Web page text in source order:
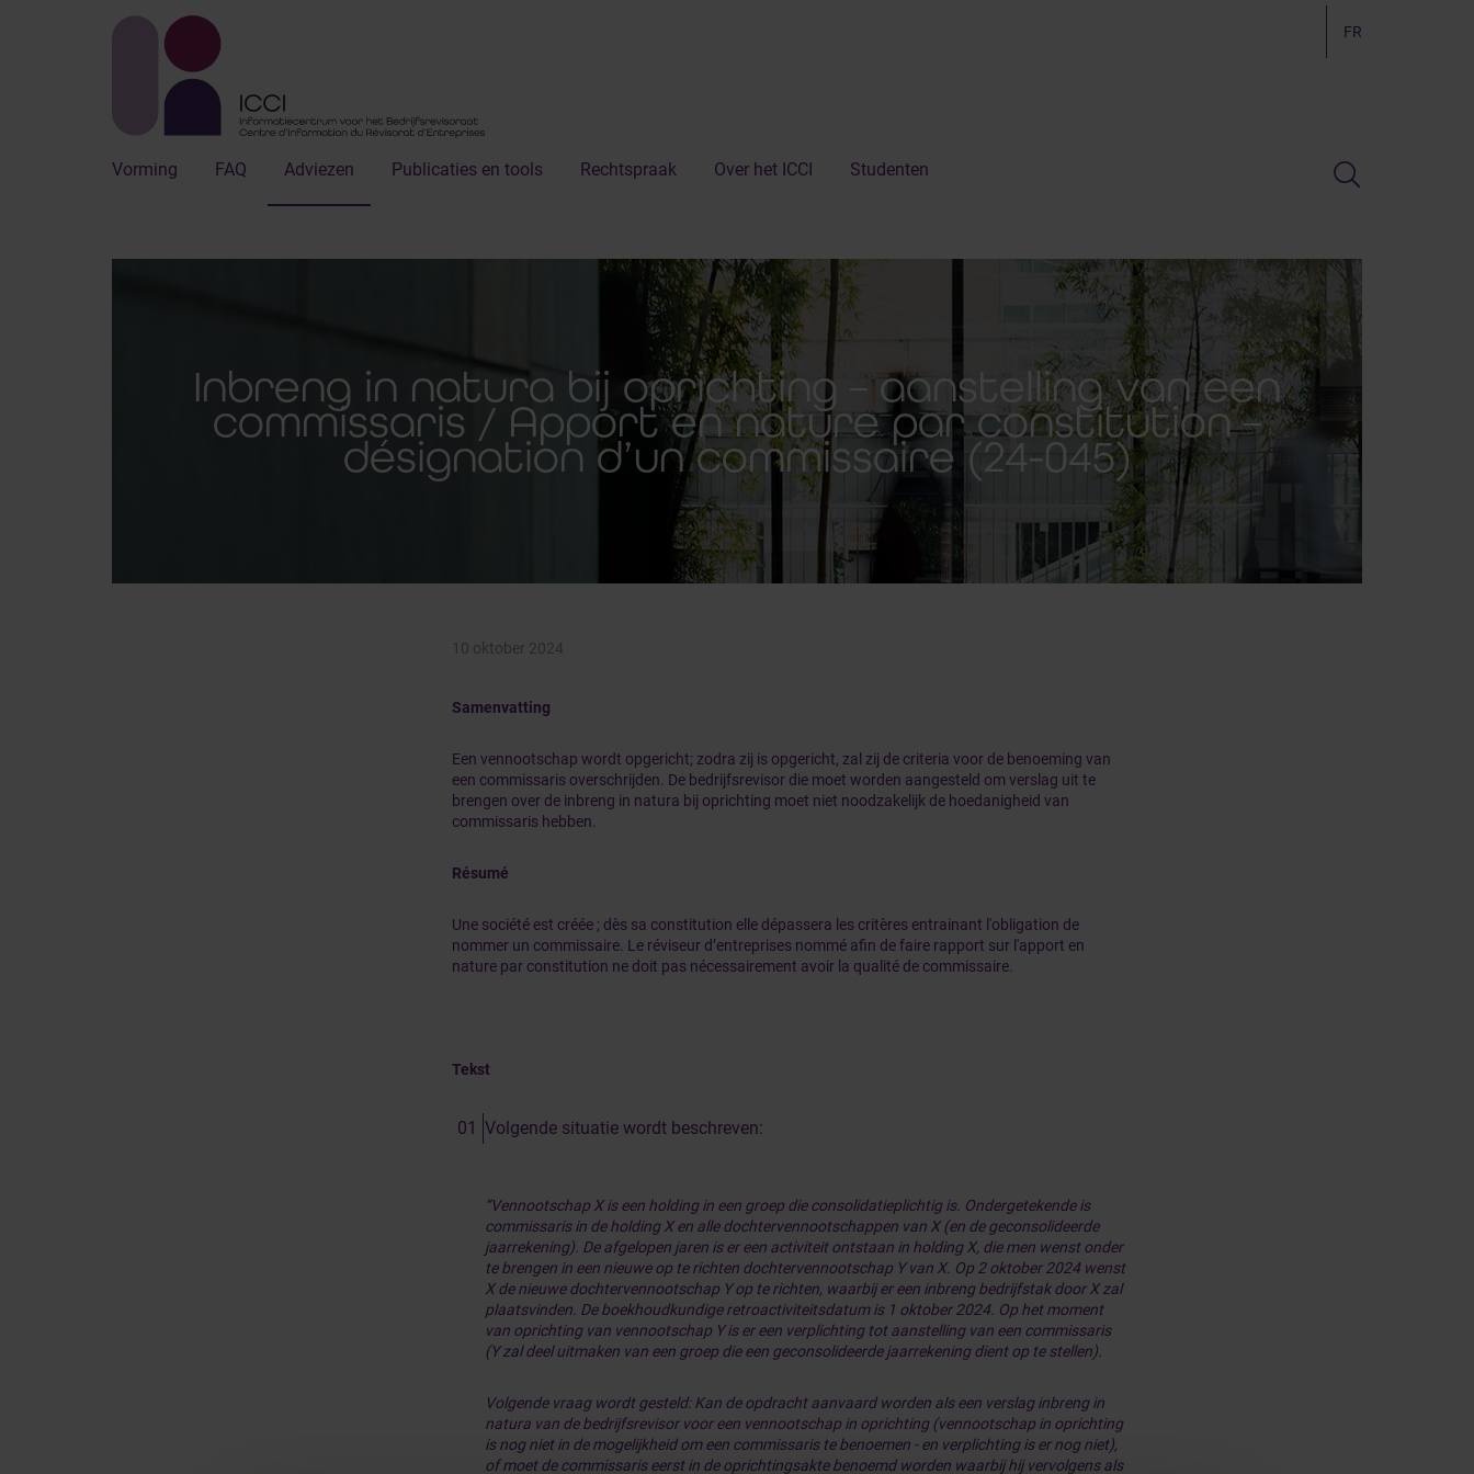
FR
Vorming FAQ Adviezen Publicaties en tools Rechtspraak Over het ICCI Studenten
Inbreng in natura bij oprichting – aanstelling van een
commissaris / Apport en nature par constitution –
désignation d’un commissaire (24-045)
10 oktober 2024
Samenvatting
Een vennootschap wordt opgericht; zodra zij is opgericht, zal zij de criteria voor de benoeming van
een commissaris overschrijden. De bedrijfsrevisor die moet worden aangesteld om verslag uit te
brengen over de inbreng in natura bij oprichting moet niet noodzakelijk de hoedanigheid van
commissaris hebben.
Résumé
Une société est créée ; dès sa constitution elle dépassera les critères entrainant l'obligation de
nommer un commissaire. Le réviseur d’entreprises nommé afin de faire rapport sur l'apport en
nature par constitution ne doit pas nécessairement avoir la qualité de commissaire.
Tekst
Volgende situatie wordt beschreven:
“Vennootschap X is een holding in een groep die consolidatieplichtig is. Ondergetekende is
commissaris in de holding X en alle dochtervennootschappen van X (en de geconsolideerde
jaarrekening). De afgelopen jaren is er een activiteit ontstaan in holding X, die men wenst onder
te brengen in een nieuwe op te richten dochtervennootschap Y van X. Op 2 oktober 2024 wenst
X de nieuwe dochtervennootschap Y op te richten, waarbij er een inbreng bedrijfstak door X zal
plaatsvinden. De boekhoudkundige retroactiviteitsdatum is 1 oktober 2024. Op het moment
van oprichting van vennootschap Y is er een verplichting tot aanstelling van een commissaris
(Y zal deel uitmaken van een groep die een geconsolideerde jaarrekening dient op te stellen).
Volgende vraag wordt gesteld: Kan de opdracht aanvaard worden als een verslag inbreng in
natura van de bedrijfsrevisor voor een vennootschap in oprichting (vennootschap in oprichting
is nog niet in de mogelijkheid om een commissaris te benoemen - en verplichting is er nog niet),
of moet de commissaris eerst in de oprichtingsakte benoemd worden waarbij hij vervolgens als